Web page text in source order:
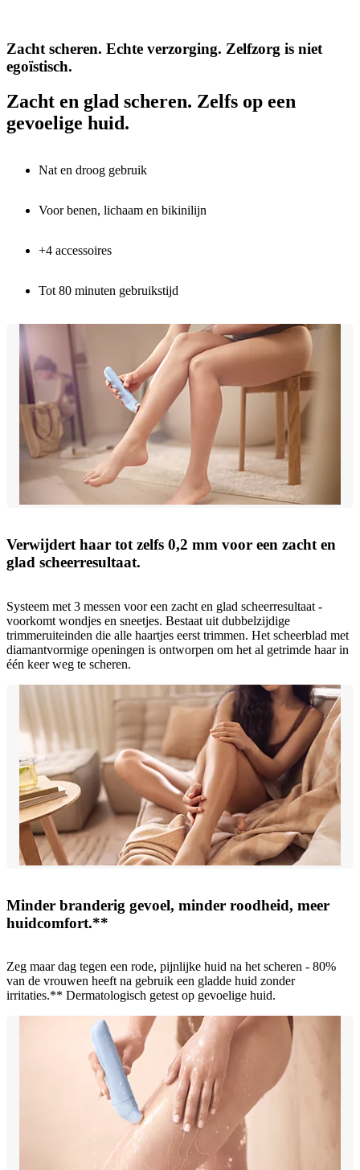
Zacht scheren. Echte verzorging. Zelfzorg is niet
egoïstisch.
Zacht en glad scheren. Zelfs op een
gevoelige huid.
Nat en droog gebruik
Voor benen, lichaam en bikinilijn
+4 accessoires
Tot 80 minuten gebruikstijd
Verwijdert haar tot zelfs 0,2 mm voor een zacht en
glad scheerresultaat.
Systeem met 3 messen voor een zacht en glad scheerresultaat -
voorkomt wondjes en sneetjes. Bestaat uit dubbelzijdige
trimmeruiteinden die alle haartjes eerst trimmen. Het scheerblad met
diamantvormige openingen is ontworpen om het al getrimde haar in
één keer weg te scheren.
Minder branderig gevoel, minder roodheid, meer
huidcomfort.**
Zeg maar dag tegen een rode, pijnlijke huid na het scheren - 80%
van de vrouwen heeft na gebruik een gladde huid zonder
irritaties.** Dermatologisch getest op gevoelige huid.